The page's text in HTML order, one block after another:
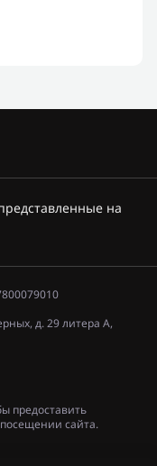
на
д. 29 литера А,
предоставить
сайта.